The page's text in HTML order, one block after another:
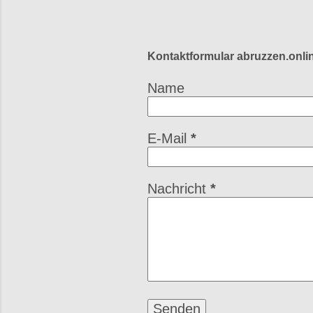
Kontaktformular
Name
E-Mail *
Nachricht *